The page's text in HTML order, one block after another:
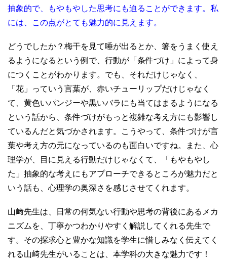
抽象的で、もやもやした思考にも迫ることができます。私
には、この点がとても魅力的に見えます。
どうでしたか？梅干を見て唾が出るとか、箸をうまく使え
るようになるという例で、行動が「条件づけ」によって身
につくことがわかります。でも、それだけじゃなく、
「花」っていう言葉が、赤いチューリップだけじゃなく
て、黄色いパンジーや黒いバラにも当てはまるようになる
という話から、条件づけがもっと複雑な考え方にも影響し
ているんだと気づかされます。こうやって、条件づけが言
葉や考え方の元になっているのも面白いですね。また、心
理学が、目に見える行動だけじゃなくて、「もやもやし
た」抽象的な考えにもアプローチできるところが魅力だと
いう話も、心理学の奥深さを感じさせてくれます。
山﨑先生は、日常の何気ない行動や思考の背後にあるメカ
ニズムを、丁寧かつわかりやすく解説してくれる先生で
す。その探求心と豊かな知識を学生に惜しみなく伝えてく
れる山﨑先生がいることは、本学科の大きな魅力です！